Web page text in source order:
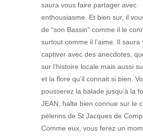
saura vous faire partager avec
enthousiasme. Et bien sur, il
de “son Bassin” comme il le
surtout comme il l’aime. Il saura
captiver avec des anecdotes,
sur l’histoire locale mais aussi
et la flore qu’il connait si bien.
pousserez la balade jusqu’à la
JEAN, halte bien connue sur le
pèlerins de St Jacques de
Comme eux, vous ferez un